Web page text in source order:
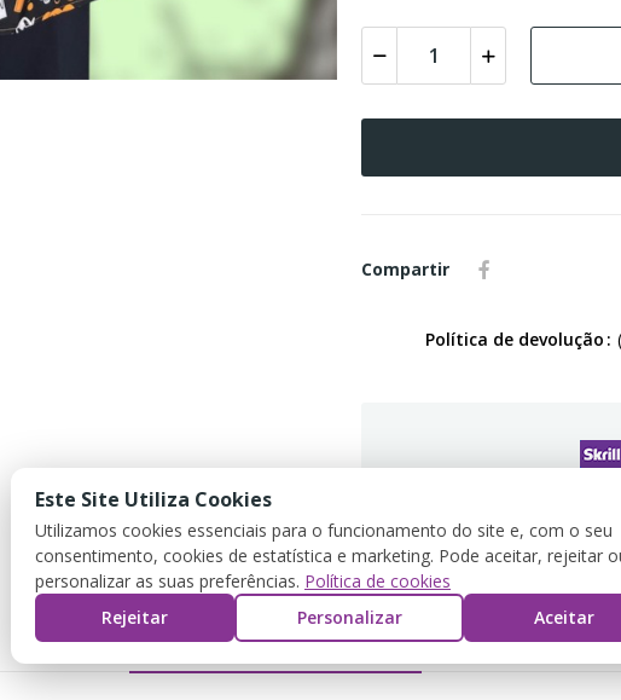
Compartir
Política de devolução
DETALLES DEL PRODUCTO REVIEWS
Este Site Utiliza Cookies
Utilizamos cookies essenciais para o funcionamento do site e, com o seu
consentimento, cookies de estatística e marketing. Pode aceitar, rejeitar
personalizar as suas preferências. Política de cookies
Rejeitar
Personalizar Aceitar